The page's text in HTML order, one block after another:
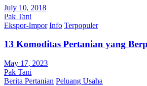
July 10, 2018
Pak Tani
Ekspor-Impor Info Terpopuler
13 Komoditas Pertanian yang
May 17, 2023
Pak Tani
Berita Pertanian Peluang Usaha